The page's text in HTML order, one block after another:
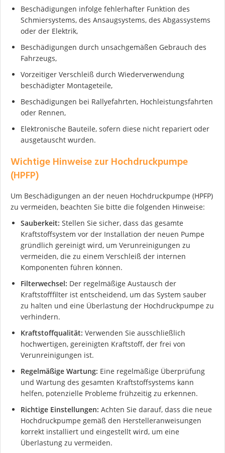
Beschädigungen infolge fehlerhafter Funktion des
Schmiersystems, des Ansaugsystems, des Abgassystems
oder der Elektrik,
Beschädigungen durch unsachgemäßen Gebrauch des
Fahrzeugs,
Vorzeitiger Verschleiß durch Wiederverwendung
beschädigter Montageteile,
Beschädigungen bei Rallyefahrten, Hochleistungsfahrten
oder Rennen,
Elektronische Bauteile, sofern diese nicht repariert oder
ausgetauscht wurden.
Wichtige Hinweise zur Hochdruckpumpe
(HPFP)
Um Beschädigungen an der neuen Hochdruckpumpe (HPFP)
zu vermeiden, beachten Sie bitte die folgenden Hinweise:
Sauberkeit: Stellen Sie sicher, dass das gesamte
Kraftstoffsystem vor der Installation der neuen Pumpe
gründlich gereinigt wird, um Verunreinigungen zu
vermeiden, die zu einem Verschleiß der internen
Komponenten führen können.
Filterwechsel: Der regelmäßige Austausch der
Kraftstofffilter ist entscheidend, um das System sauber
zu halten und eine Überlastung der Hochdruckpumpe zu
verhindern.
Kraftstoffqualität: Verwenden Sie ausschließlich
hochwertigen, gereinigten Kraftstoff, der frei von
Verunreinigungen ist.
Regelmäßige Wartung: Eine regelmäßige Überprüfung
und Wartung des gesamten Kraftstoffsystems kann
helfen, potenzielle Probleme frühzeitig zu erkennen.
Richtige Einstellungen: Achten Sie darauf, dass die neue
Hochdruckpumpe gemäß den Herstelleranweisungen
korrekt installiert und eingestellt wird, um eine
Überlastung zu vermeiden.